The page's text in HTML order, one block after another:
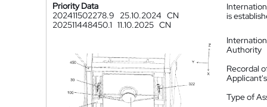
Priority Data
202411502278.9
25.10.2024 CN
202511448450.1 11.10.2025 CN
is
Authority
Recordal
Type of